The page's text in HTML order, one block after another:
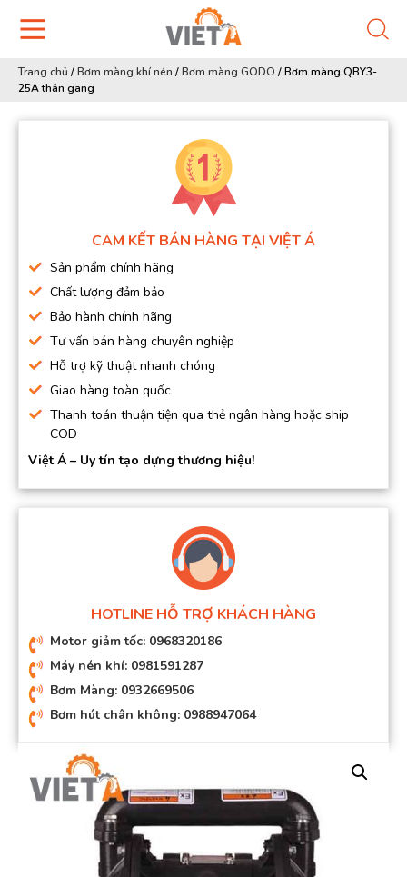
Trang chủ /Bơm màng khí nén /Bơm màng GODO /Bơm màng QBY3-
25A thân gang
CAM KẾT BÁN HÀNG TẠI VIỆT Á
Sản phẩm chính hãng
Chất lượng đảm bảo
Bảo hành chính hãng
Tư vấn bán hàng chuyên nghiệp
Hỗ trợ kỹ thuật nhanh chóng
Giao hàng toàn quốc
Thanh toán thuận tiện qua thẻ ngân hàng hoặc ship
COD
Việt Á – Uy tín tạo dựng thương hiệu!
HOTLINE HỖ TRỢ KHÁCH HÀNG
Motor giảm tốc: 0968320186
Máy nén khí: 0981591287
Bơm Màng: 0932669506
Bơm hút chân không: 0988947064